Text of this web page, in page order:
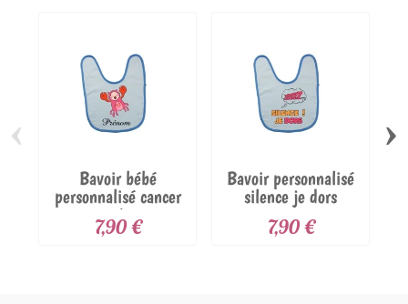
Bavoir bébé
personnalisé cancer
et prénom
7,90 €
Bavoir personnalisé
silence je dors
7,90 €
‹ ›